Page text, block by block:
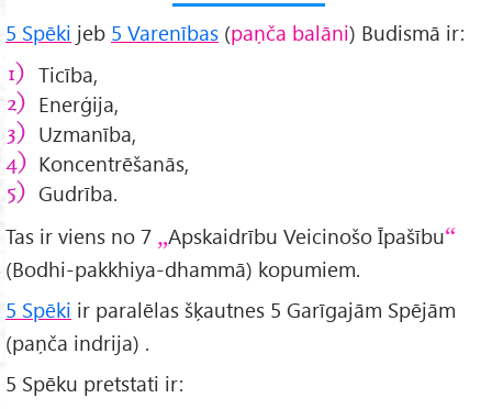
5 Spēki jeb 5 Varenības (paņča balāni) Budismā ir:
Ticība,
Enerģija,
Uzmanība,
Koncentrēšanās,
Gudrība.
Tas ir viens no 7 Apskaidrību Veicinošo Īpašību
(Bodhi-pakkhiya-dhammā) kopumiem.
5 Spēki ir paralēlas šķautnes 5 Garīgajām Spējām
(paņča indrija) .
5 Spēku pretstati ir: